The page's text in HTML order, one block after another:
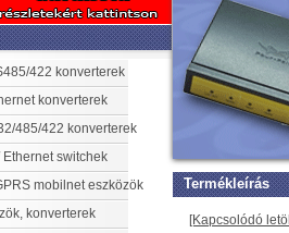
422 konverterek
konverterek
485/422 konverterek
Ethernet switchek
mobilnet eszközök
konverterek
Termékleírás
[Kapcsolódó